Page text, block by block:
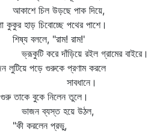
চিল উড়ছে পাক দিয়ে,
কুকুর হাড় চিবোচ্ছে পথের পাশে।
বললে, "রাম! রাম!'
করে দাঁড়িয়ে রইল গ্রামের বাইরে।
লুটিয়ে পড়ে গুরুকে প্রণাম করলে
তাকে বুকে নিলেন তুলে।
ব্যস্ত হয়ে উঠল,
করলেন প্রভু,